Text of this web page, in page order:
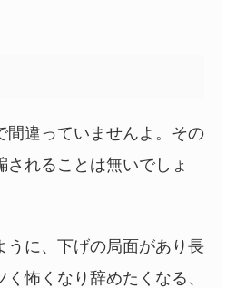
間違っていませんよ。その
れることは無いでしょ
うに、下げの局面があり長
怖くなり辞めたくなる、